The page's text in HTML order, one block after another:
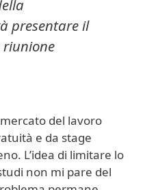
presentare il
riunione
del lavoro
e da stage
L’idea di limitare lo
non mi pare del